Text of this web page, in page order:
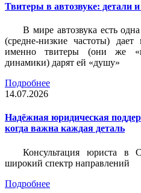
Твитеры в автозвуке: детали
В мире автозвука есть
(средне-низкие частоты)
именно твитеры (они же
динамики) дарят ей «душу»
Подробнее
14.07.2026
Надёжная юридическая
когда важна каждая деталь
Консультация юриста в
широкий спектр направлений
Подробнее